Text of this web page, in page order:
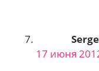
17 июня